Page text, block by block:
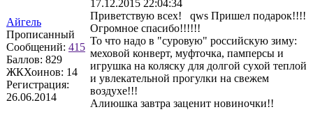
Айгель
Прописанный
Сообщений: 415
Баллов: 829
ЖКХоинов: 14
Регистрация:
26.06.2014
17.12.2015 22:04:34
Приветствую всех! qws Пришел подарок!!!!
Огромное спасибо!!!!!!
То что надо в "суровую" российскую зиму:
меховой конверт, муфточка, памперсы и
игрушка на коляску для долгой сухой теплой
и увлекательной прогулки на свежем
воздухе!!!
Алиюшка завтра заценит новиночки!!